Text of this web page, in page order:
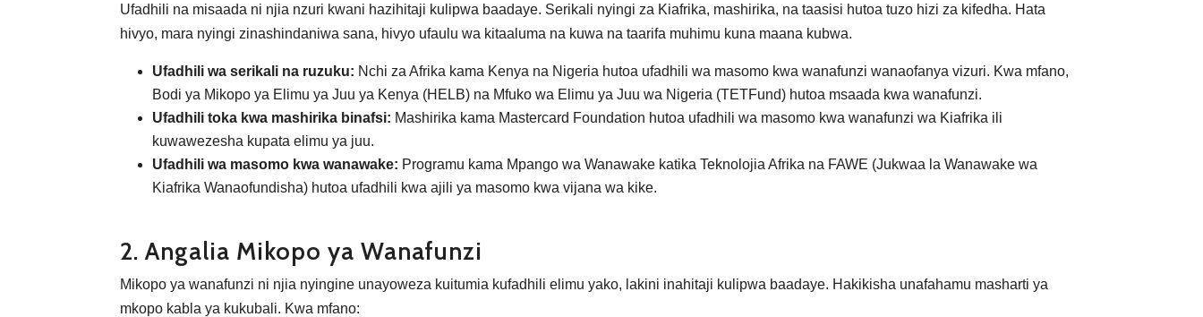
Ufadhili na misaada ni njia nzuri kwani hazihitaji kulipwa baadaye. Serikali nyingi za Kiafrika, mashirika, na taasisi hutoa tuzo hizi za kifedha. Hata
hivyo, mara nyingi zinashindaniwa sana, hivyo ufaulu wa kitaaluma na kuwa na taarifa muhimu kuna maana kubwa.
Ufadhili wa serikali na ruzuku: Nchi za Afrika kama Kenya na Nigeria hutoa ufadhili wa masomo kwa wanafunzi wanaofanya vizuri. Kwa mfano,
Bodi ya Mikopo ya Elimu ya Juu ya Kenya (HELB) na Mfuko wa Elimu ya Juu wa Nigeria (TETFund) hutoa msaada kwa wanafunzi.
Ufadhili toka kwa mashirika binafsi: Mashirika kama Mastercard Foundation hutoa ufadhili wa masomo kwa wanafunzi wa Kiafrika ili
kuwawezesha kupata elimu ya juu.
Ufadhili wa masomo kwa wanawake: Programu kama Mpango wa Wanawake katika Teknolojia Afrika na FAWE (Jukwaa la Wanawake wa
Kiafrika Wanaofundisha) hutoa ufadhili kwa ajili ya masomo kwa vijana wa kike.
2. Angalia Mikopo ya Wanafunzi
Mikopo ya wanafunzi ni njia nyingine unayoweza kuitumia kufadhili elimu yako, lakini inahitaji kulipwa baadaye. Hakikisha unafahamu masharti ya
mkopo kabla ya kukubali. Kwa mfano: